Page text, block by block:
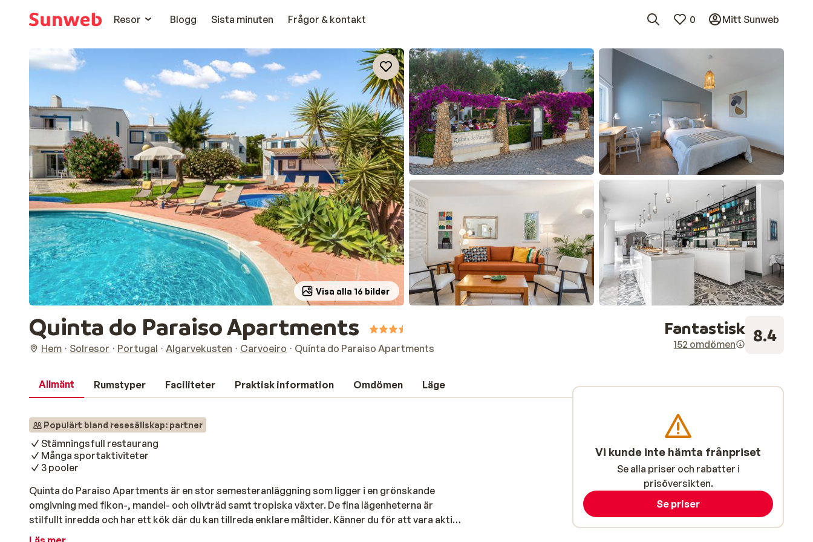
Resor
Blogg Sista minuten Frågor & kontakt 0 Mitt Sunweb
Visa alla 16 bilder
Quinta do Paraiso Apartments
Hem Solresor Portugal Algarvekusten Carvoeiro Quinta do Paraiso Apartments
Fantastisk
152 omdömen 8.4
Allmänt Rumstyper Faciliteter Praktisk information Omdömen Läge
Populärt bland resesällskap: partner
Stämningsfull restaurang
Många sportaktiviteter
3 pooler
Quinta do Paraiso Apartments är en stor semesteranläggning som ligger i en grönskande
omgivning med fikon-, mandel- och olivträd samt tropiska växter. De fina lägenheterna är
stilfullt inredda och har ett kök där du kan tillreda enklare måltider. Känner du för att vara aktiv
på din semester kan du ta en omgång tennis, spela minigolf eller varför inte delta i
Vi kunde inte hämta frånpriset
Se alla priser och rabatter i
prisöversikten.
Se priser